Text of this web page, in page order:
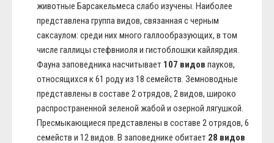
животные Барсакельмеса слабо изучены. Наиболее
представлена группа видов, связанная с черным
саксаулом: среди них много галлообразующих, в том
числе галлицы стефвниоля и гистоблошки кайлярдия.
Фауна заповедника насчитывает 107 видов пауков,
относящихся к 61 роду из 18 семейств. Земноводные
представлены в составе 2 отрядов, 2 видов, широко
распространенной зеленой жабой и озерной лягушкой.
Пресмыкающиеся представлены в составе 2 отрядов, 6
семейств и 12 видов. В заповеднике обитает 28 видов